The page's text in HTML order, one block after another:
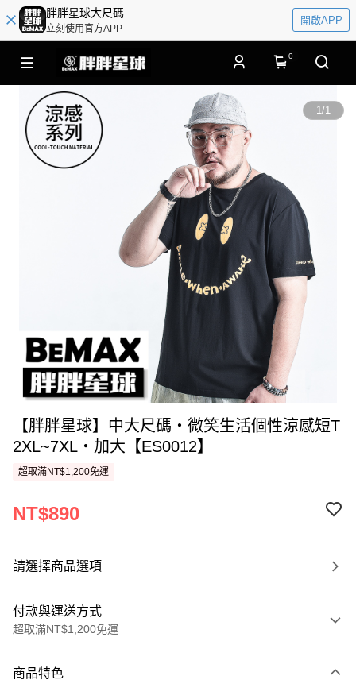
胖胖星球大尺碼
立刻使用官方APP
開啟APP
0
1/1
【胖胖星球】中大尺碼‧微笑生活個性涼感短T
2XL~7XL‧加大【ES0012】
超取滿NT$1,200免運
NT$890
請選擇商品選項
付款與運送方式
超取滿NT$1,200免運
信用卡一次付款
商品特色